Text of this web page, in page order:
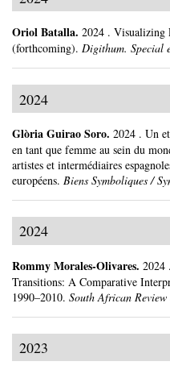
Oriol Batalla. 2024 . Visualizing
(forthcoming). Digithum. Special
2024
Glòria Guirao Soro. 2024 . Un
en tant que femme au sein du
artistes et intermédiaires
européens. Biens Symboliques /
2024
Rommy Morales-Olivares. 2024 .
Transitions: A Comparative
1990–2010. South African
2023